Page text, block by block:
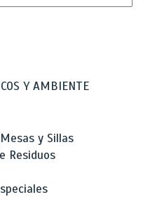
Y AMBIENTE
y Sillas
Residuos